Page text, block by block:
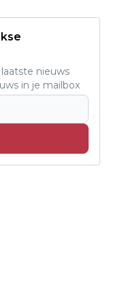
nieuws
in je mailbox